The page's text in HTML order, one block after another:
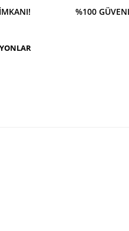
%100 GÜVENLİ